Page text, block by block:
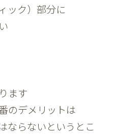
ック）部分に
ます
のデメリットは
ならないというとこ